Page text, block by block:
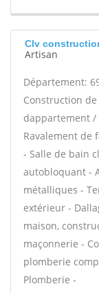
Clv
Artisan
Département:
Construction
dappartement
Ravalement de
- Salle de bain
autobloquant -
métalliques -
extérieur -
maison,
maçonnerie -
plomberie
Plomberie -